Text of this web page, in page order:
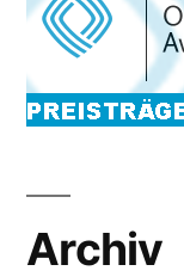
Archiv